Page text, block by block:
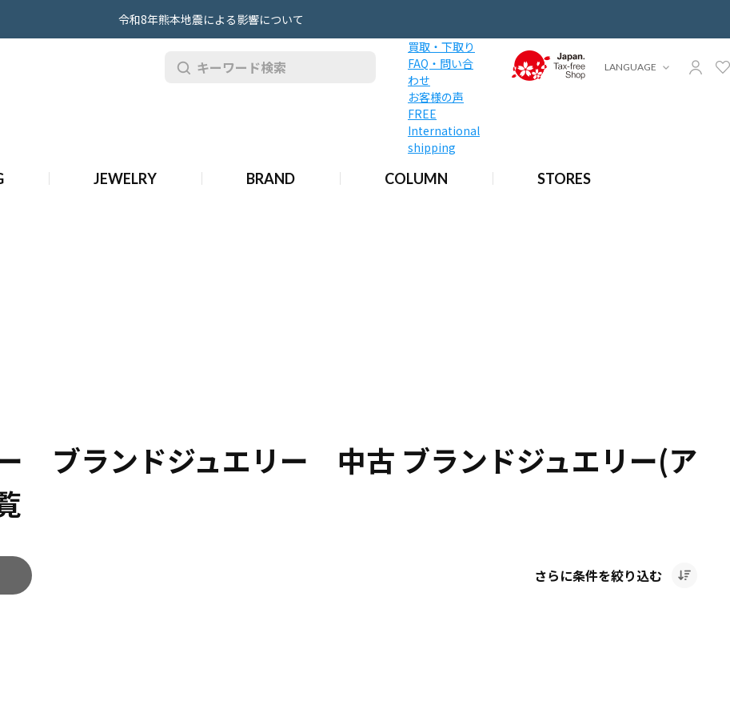
令和8年熊本地震による影響について
買取・下取り
FAQ・問い合
わせ
お客様の声
FREE
International
shipping
JEWELRY BRAND COLUMN STORES
LANGUAGE
ブランドジュエリー 中古 ブランドジュエリー(ア
さらに条件を絞り込む